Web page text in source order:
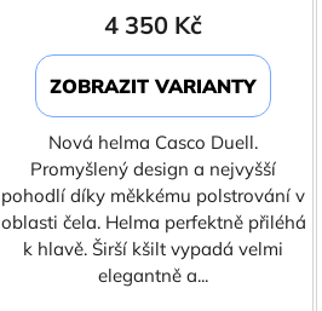
4 350 Kč
ZOBRAZIT VARIANTY
Nová helma Casco Duell.
Promyšlený design a nejvyšší
pohodlí díky měkkému polstrování v
oblasti čela. Helma perfektně přiléhá
k hlavě. Širší kšilt vypadá velmi
elegantně a...